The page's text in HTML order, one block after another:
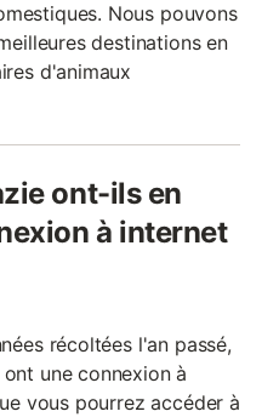
Nous pouvons
destinations en
d'animaux
ont-ils en
à internet
récoltées l'an passé,
une connexion à
vous pourrez accéder à